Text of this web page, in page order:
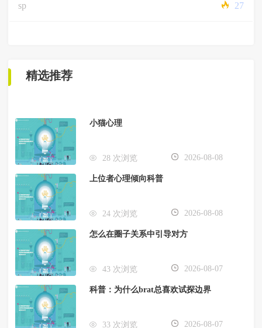
sp 27
精选推荐
小猫心理
28 次浏览 2026-08-08
上位者心理倾向科普
24 次浏览 2026-08-08
怎么在圈子关系中引导对方
43 次浏览 2026-08-07
科普：为什么brat总喜欢试探边界
33 次浏览 2026-08-07